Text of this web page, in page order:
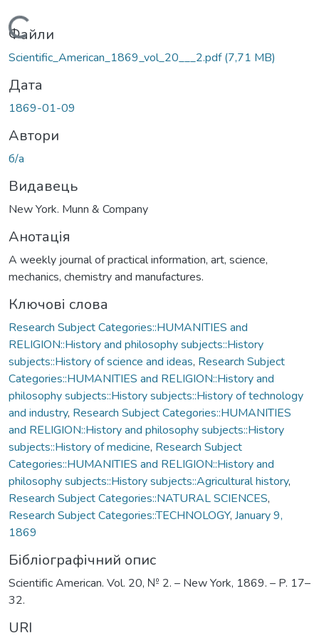
Вантажиться...
Файли
Scientific_American_1869_vol_20___2.pdf(7,71 MB)
Дата
1869-01-09
Автори
б/а
Видавець
New York. Munn & Company
Анотація
A weekly journal of practical information, art, science,
mechanics, chemistry and manufactures.
Ключові слова
Research Subject Categories::HUMANITIES and
RELIGION::History and philosophy subjects::History
subjects::History of science and ideas, Research Subject
Categories::HUMANITIES and RELIGION::History and
philosophy subjects::History subjects::History of technology
and industry, Research Subject Categories::HUMANITIES
and RELIGION::History and philosophy subjects::History
subjects::History of medicine, Research Subject
Categories::HUMANITIES and RELIGION::History and
philosophy subjects::History subjects::Agricultural history,
Research Subject Categories::NATURAL SCIENCES,
Research Subject Categories::TECHNOLOGY, January 9,
1869
Бібліографічний опис
Scientific American. Vol. 20, № 2. – New York, 1869. – P. 17–
32.
URI